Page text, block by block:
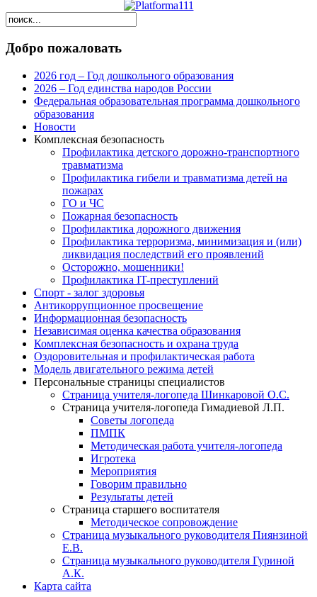
Добро пожаловать
2026 год – Год дошкольного образования
2026 – Год единства народов России
Федеральная образовательная программа дошкольного
образования
Новости
Комплексная безопасность
Профилактика детского дорожно-транспортного
травматизма
Профилактика гибели и травматизма детей на
пожарах
ГО и ЧС
Пожарная безопасность
Профилактика дорожного движения
Профилактика терроризма, минимизация и (или)
ликвидация последствий его проявлений
Осторожно, мошенники!
Профилактика IT-преступлений
Спорт - залог здоровья
Антикоррупционное просвещение
Информационная безопасность
Независимая оценка качества образования
Комплексная безопасность и охрана труда
Оздоровительная и профилактическая работа
Модель двигательного режима детей
Персональные страницы специалистов
Страница учителя-логопеда Шинкаровой О.С.
Страница учителя-логопеда Гимадиевой Л.П.
Советы логопеда
ПМПК
Методическая работа учителя-логопеда
Игротека
Мероприятия
Говорим правильно
Результаты детей
Страница старшего воспитателя
Методическое сопровождение
Страница музыкального руководителя Пиянзиной
Е.В.
Страница музыкального руководителя Гуриной
А.К.
Карта сайта